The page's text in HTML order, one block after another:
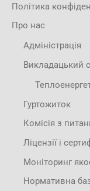
Політика
Про нас
Адміністрація
Викладацький
Гуртожиток
Комісія з
Ліцензії і
Моніторинг
Нормативна